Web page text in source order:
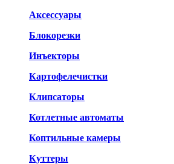
Аксессуары
Блокорезки
Инъекторы
Картофелечистки
Клипсаторы
Котлетные автоматы
Коптильные камеры
Куттеры